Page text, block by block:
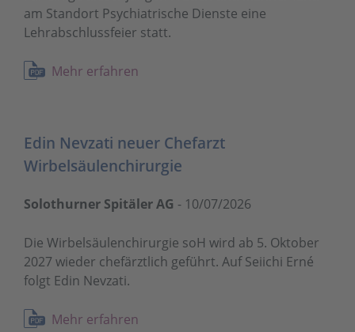
am Standort Psychiatrische Dienste eine
Lehrabschlussfeier statt.
Mehr erfahren
Edin Nevzati neuer Chefarzt
Wirbelsäulenchirurgie
Solothurner Spitäler AG - 10/07/2026
Die Wirbelsäulenchirurgie soH wird ab 5. Oktober
2027 wieder chefärztlich geführt. Auf Seiichi Erné
folgt Edin Nevzati.
Mehr erfahren